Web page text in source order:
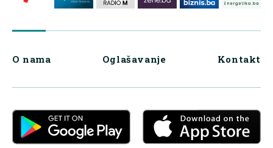
O nama Oglašavanje Kontakt